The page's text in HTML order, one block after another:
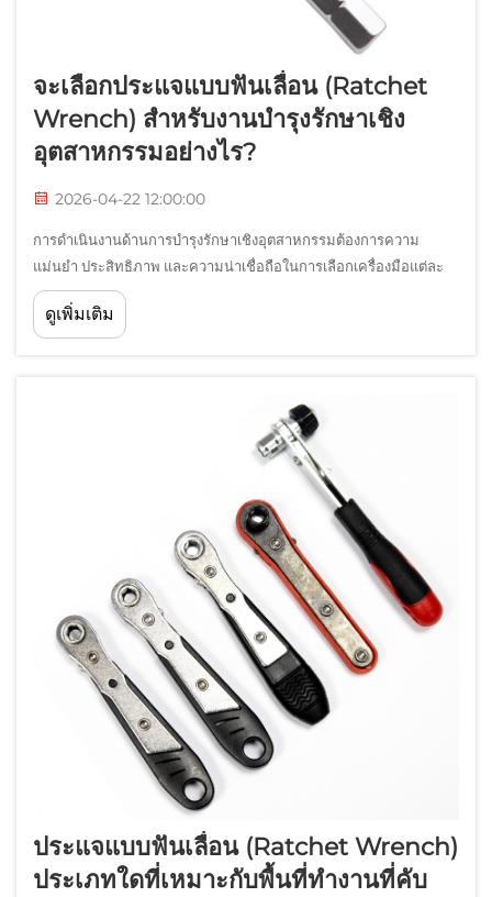
จะเลือกประแจแบบฟันเลื่อน (Ratchet
Wrench) สำหรับงานบำรุงรักษาเชิง
อุตสาหกรรมอย่างไร?
2026-04-22 12:00:00
การดำเนินงานด้านการบำรุงรักษาเชิงอุตสาหกรรมต้องการความ
แม่นยำ ประสิทธิภาพ และความน่าเชื่อถือในการเลือกเครื่องมือแต่ละ
ชิ้น ประแจแบบฟันเลื่อน (Ratchet Wrench) จึงเป็นหนึ่งในส่วน
ประกอบที่สำคัญที่สุดในชุดเครื่องมือของผู้เชี่ยวชาญด้านการบำรุง
ดูเพิ่มเติม
ประแจแบบฟันเลื่อน (Ratchet Wrench)
ประเภทใดที่เหมาะกับพื้นที่ทำงานที่คับ